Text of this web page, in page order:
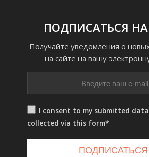
ПОДПИСАТЬСЯ
Получайте уведомления о
на сайте на вашу
I consent to my submitted
collected via this form*